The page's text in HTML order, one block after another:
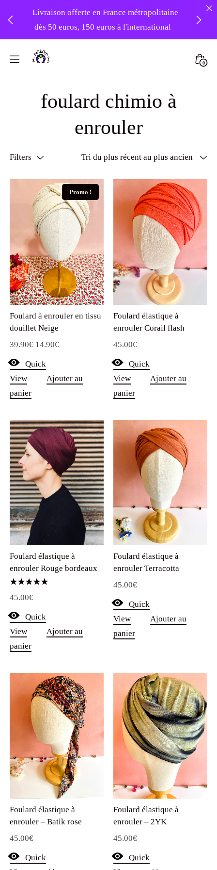
Livraison offerte en France métropolitaine
dès 50 euros, 150 euros à l'international
Turbans
0
foulard chimio à
enrouler
Filters
Promo !
Foulard à enrouler en tissu
douillet Neige
39.90€ Le
initial
était :
14.90€Le
est :
Quick
View
Ajouter au
panier
Foulard élastique à
enrouler Corail flash
45.00€
Quick
View
Ajouter au
panier
Foulard élastique à
enrouler Rouge bordeaux
5.00
45.00€
Quick
View
Ajouter au
panier
Foulard élastique à
enrouler Terracotta
45.00€
Quick
View
Ajouter au
panier
Foulard élastique à
enrouler – Batik rose
45.00€
Quick
Foulard élastique à
enrouler – 2YK
45.00€
Quick